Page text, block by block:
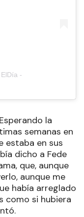
-
la
semanas en
estaba en sus
dicho a Fede
que, aunque
aunque me
había arreglado
como si hubiera